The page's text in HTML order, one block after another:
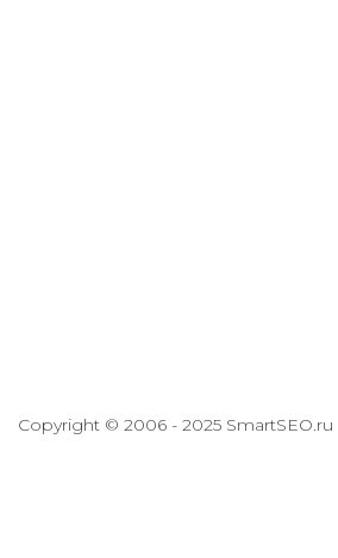
Copyright © 2006 - 2025 SmartSEO.ru